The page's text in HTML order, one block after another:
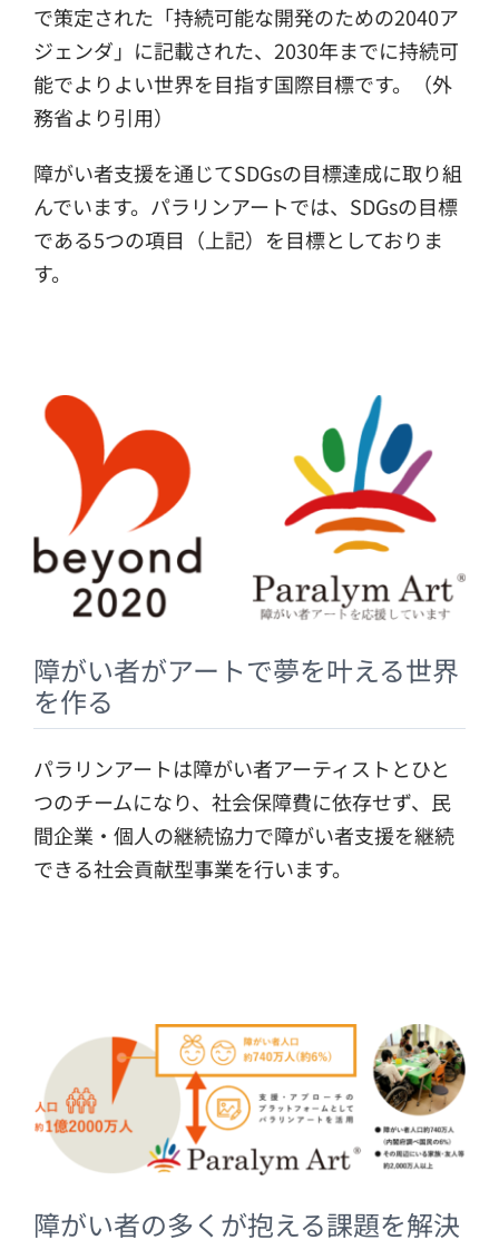
で策定された「持続可能な開発のための2040ア
ジェンダ」に記載された、2030年までに持続可
能でよりよい世界を目指す国際目標です。（外
務省より引用）
障がい者支援を通じてSDGsの目標達成に取り組
んでいます。パラリンアートでは、SDGsの目標
である5つの項目（上記）を目標としておりま
す。
障がい者がアートで夢を叶える世界
を作る
パラリンアートは障がい者アーティストとひと
つのチームになり、社会保障費に依存せず、民
間企業・個人の継続協力で障がい者⽀援を継続
できる社会貢献型事業を⾏います。
障がい者の多くが抱える課題を解決